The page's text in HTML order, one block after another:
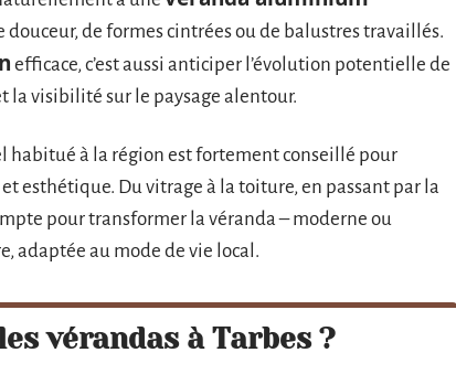
de formes cintrées ou de balustres travaillés.
efficace, c’est aussi anticiper l’évolution potentielle de
la visibilité sur le paysage alentour.
habitué à la région est fortement conseillé pour
esthétique. Du vitrage à la toiture, en passant par la
pour transformer la véranda – moderne ou
adaptée au mode de vie local.
vérandas à Tarbes ?